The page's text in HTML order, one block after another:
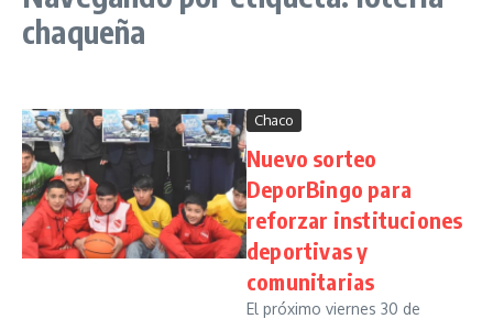
chaqueña
Chaco
Nuevo sorteo
DeporBingo para
reforzar instituciones
deportivas y
comunitarias
El próximo viernes 30 de